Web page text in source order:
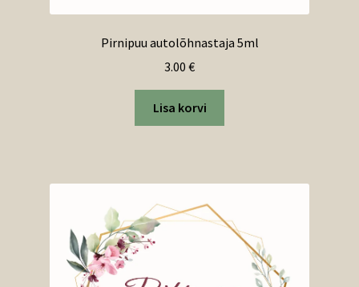
Pirnipuu autolõhnastaja 5ml
3.00 €
Lisa korvi